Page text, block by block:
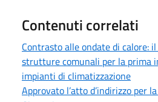
Contenuti correlati
Contrasto alle ondate di calore:
strutture comunali per la prima
impianti di climatizzazione
Approvato l’atto d’indirizzo per